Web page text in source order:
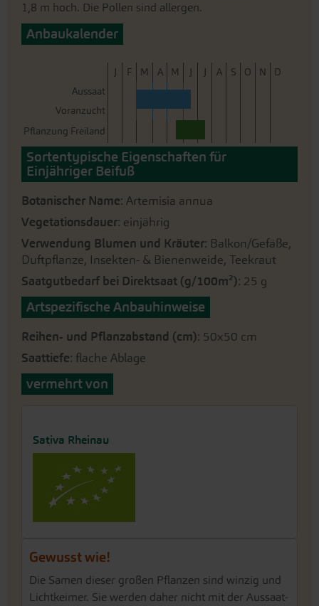
1,8 m hoch. Die Pollen sind allergen.
Anbaukalender
J F M A M J J A S O N
D
Aussaat
Voranzucht
Pflanzung Freiland
Sortentypische Eigenschaften für
Einjähriger Beifuß
Botanischer Name: Artemisia annua
Vegetationsdauer: einjährig
Verwendung Blumen und Kräuter: Balkon/Gefäße,
Duftpflanze, Insekten- & Bienenweide, Teekraut
Saatgutbedarf bei Direktsaat (g/100m²): 25 g
Artspezifische Anbauhinweise
Reihen- und Pflanzabstand (cm): 50x50 cm
Saattiefe: flache Ablage
vermehrt von
Sativa Rheinau
Gewusst wie!
Die Samen dieser großen Pflanzen sind winzig und
Lichtkeimer. Sie werden daher nicht mit der Aussaat-